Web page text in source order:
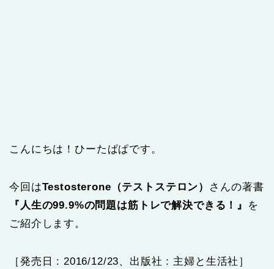
こんにちは！ひーたぱぱです。
今回はTestosterone（テストステロン） さんの著書
『人生の99.9%の問題は筋トレで解決できる！』 を
ご紹介します。
［発売日 : ‎2016/12/23、出版社 ‏: 主婦と生活社］